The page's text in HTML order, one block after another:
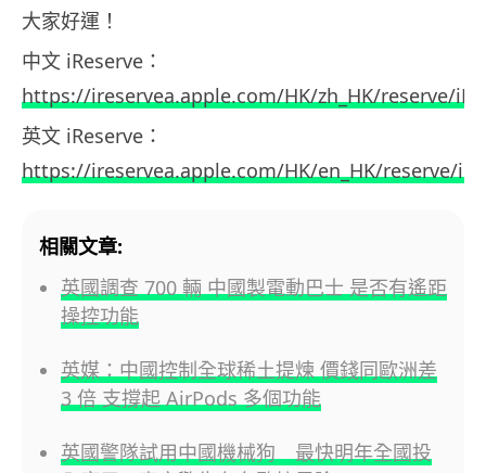
大家好運！
中文 iReserve：
https://ireservea.apple.com/HK/zh_HK/reserve/
英文 iReserve：
https://ireservea.apple.com/HK/en_HK/reserve/
相關文章:
英國調查 700 輛 中國製電動巴士 是否有遙距
操控功能
英媒：中國控制全球稀土提煉 價錢同歐洲差
3 倍 支撐起 AirPods 多個功能
英國警隊試用中國機械狗 最快明年全國投